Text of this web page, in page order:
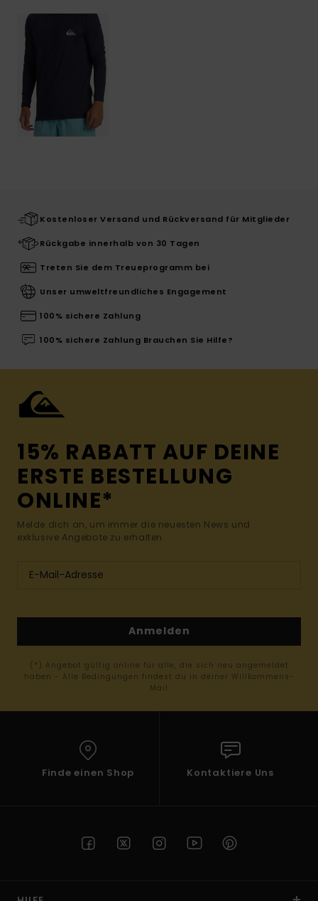
Kostenloser Versand und Rückversand für Mitglieder
Rückgabe innerhalb von 30 Tagen
Treten Sie dem Treueprogramm bei
Unser umweltfreundliches Engagement
100% sichere Zahlung
100% sichere Zahlung Brauchen Sie Hilfe?
15% RABATT AUF DEINE
ERSTE BESTELLUNG
ONLINE*
Melde dich an, um immer die neuesten News und
exklusive Angebote zu erhalten.
Anmelden
(*) Angebot gültig online für alle, die sich neu angemeldet
haben - Alle Bedingungen findest du in deiner Willkommens-
Mail
Finde einen Shop Kontaktiere Uns